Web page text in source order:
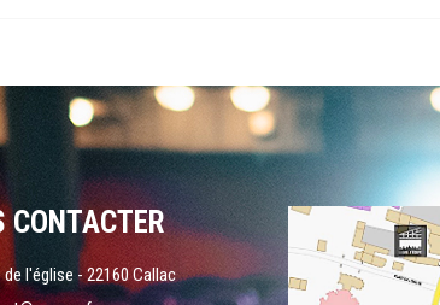
CONTACTER
de l'église - 22160 Callac